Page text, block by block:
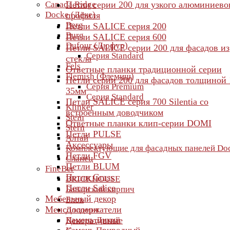
Canada Ridge
Docke (Дёке)
Berg
Burg
Dufour (Дюфур)
Серия Standard
Fels
Flemish (Флемиш)
Серия Premium
Серия Standard
Klinker
Stein
Stern
Алтай
Комплектующие для фасадных панелей
Сланец
FineBer
BRICKHOUSE
Баварский кирпич
Блок
Доломит
Камень Дикий
Петли серии 200 для узкого
профиля
Петли SALICE серия 200
Петли SALICE серия 600
Петли SALICE серии 200 для фасадов из
стекла
Ответные планки традиционной серии
Петли серии 200 для фасадов толщиной
35мм
Петли SALICE серия 700 Silentia со
встроенным доводчиком
Ответные планки клип-серии DOMI
Петли PULSE
Аксессуары
Петли FGV
Петли BLUM
Петли Grass
Петли Salice
Мебельный декор
Менсолодержатели
Декоративные